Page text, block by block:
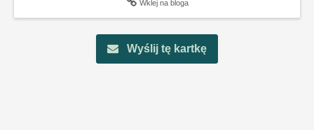
Wklej na bloga
Wyślij tę kartkę